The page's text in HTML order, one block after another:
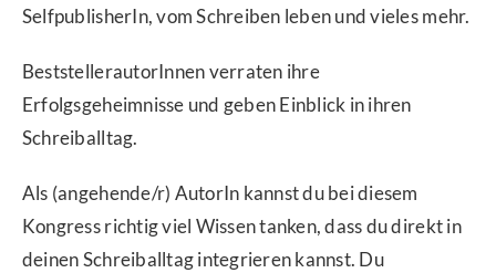
SelfpublisherIn, vom Schreiben leben und vieles mehr.
BeststellerautorInnen verraten ihre
Erfolgsgeheimnisse und geben Einblick in ihren
Schreiballtag.
Als (angehende/r) AutorIn kannst du bei diesem
Kongress richtig viel Wissen tanken, dass du direkt in
deinen Schreiballtag integrieren kannst. Du